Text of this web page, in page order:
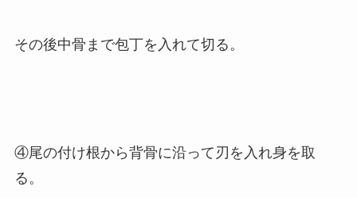
その後中骨まで包丁を入れて切る。
④尾の付け根から背骨に沿って刃を入れ身を取
る。